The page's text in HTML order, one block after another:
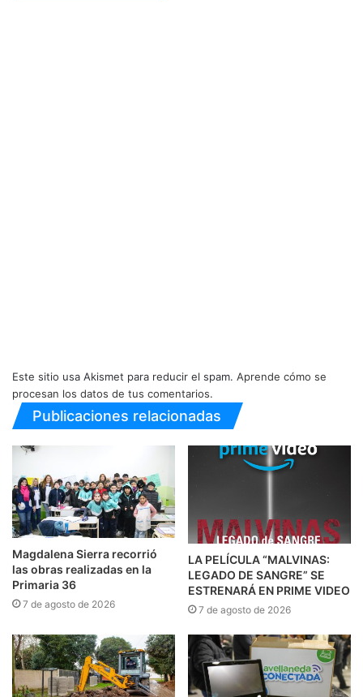
Este sitio usa Akismet para reducir el spam. Aprende cómo se
procesan los datos de tus comentarios.
Publicaciones relacionadas
Magdalena Sierra recorrió
las obras realizadas en la
Primaria 36
7 de agosto de 2026
LA PELÍCULA “MALVINAS:
LEGADO DE SANGRE” SE
ESTRENARÁ EN PRIME VIDEO
7 de agosto de 2026